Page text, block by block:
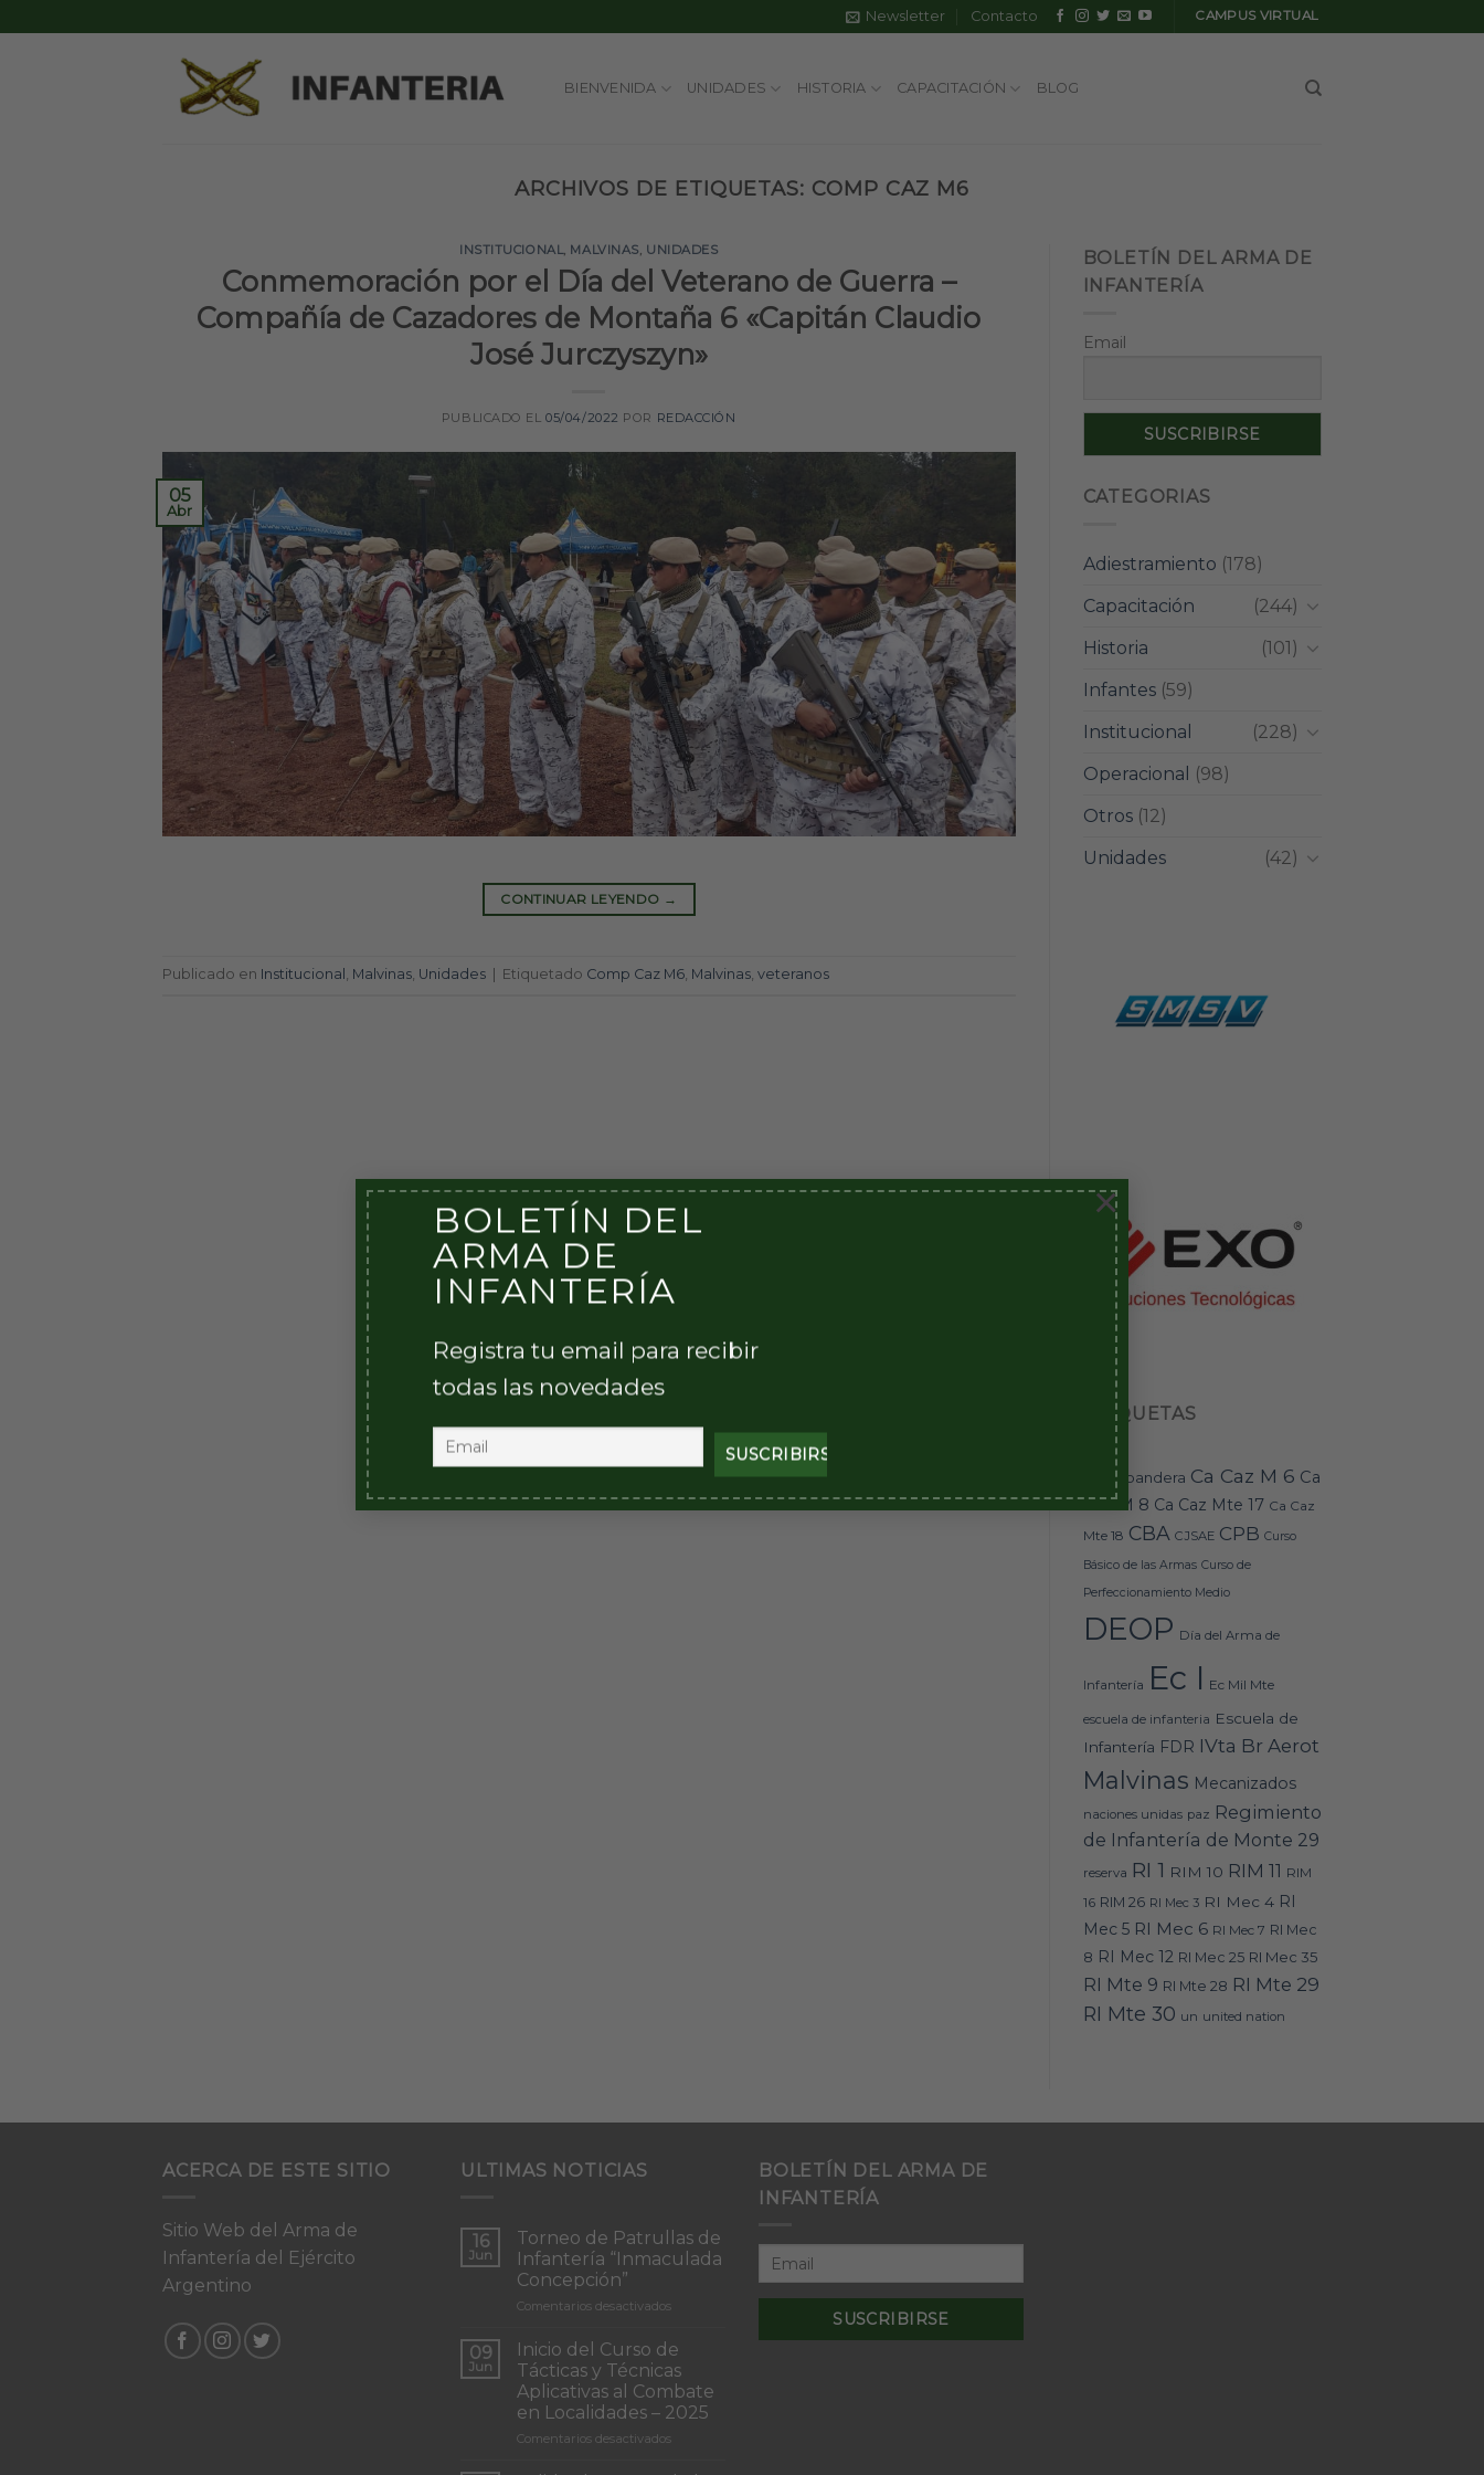
BOLETÍN DEL
ARMA DE
INFANTERÍA
Registra tu email para recibir
todas las novedades
×
to
Newsletter Contacto CAMPUS VIRTUAL
BIENVENIDA UNIDADES HISTORIA CAPACITACIÓN BLOG
ARCHIVOS DE ETIQUETAS: COMP CAZ M6
INSTITUCIONAL, MALVINAS, UNIDADES
Conmemoración por el Día del Veterano de Guerra –
Compañía de Cazadores de Montaña 6 «Capitán Claudio
José Jurczyszyn»
PUBLICADO EL05/04/2022 POR REDACCIÓN
05
Abr
CONTINUAR LEYENDO →
Publicado en Institucional , Malvinas, Unidades Etiquetado Comp Caz M6, Malvinas, veteranos
BOLETÍN DEL ARMA DE
INFANTERÍA
Email
CATEGORIAS
Adiestramiento (178)
Capacitación
(244)
Historia
(101)
Infantes(59)
Institucional
(228)
Operacional
(98)
Otros(12)
Unidades
(42)
ETIQUETAS
BAI-11 bandera Ca Caz M 6 Ca
Caz M 8 Ca Caz Mte 17 Ca Caz
Mte 18 CBA CJSAE CPB Curso
Básico de las Armas Curso de
Perfeccionamiento Medio
DEOP Día del Arma de
Infantería Ec I Ec Mil Mte
escuela de infanteria Escuela de
Infantería FDR IVta Br Aerot
Malvinas Mecanizados
naciones unidas paz Regimiento
de Infantería de Monte 29
reserva RI 1 RIM 10 RIM 11 RIM
16 RIM 26 RI Mec 3 RI Mec 4 RI
Mec 5 RI Mec 6 RI Mec 7 RI Mec
8 RI Mec 12 RI Mec 25 RI Mec 35
RI Mte 9 RI Mte 28 RI Mte 29
RI Mte 30 un united nation
ACERCA DE ESTE SITIO
Sitio Web del Arma de
Infantería del Ejército
Argentino
ULTIMAS NOTICIAS
16
Jun
Torneo de Patrullas de
Infantería “Inmaculada
Concepción”
Comentarios desactivadosen
de
de
Infantería
“Inmaculada
09
Jun
Inicio del Curso de
Tácticas y Técnicas
Aplicativas al Combate
en Localidades – 2025
Comentarios desactivadosen
BOLETÍN DEL ARMA DE
INFANTERÍA